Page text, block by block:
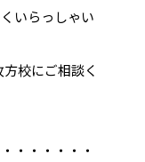
いらっしゃい
校にご相談く
・・・・・・